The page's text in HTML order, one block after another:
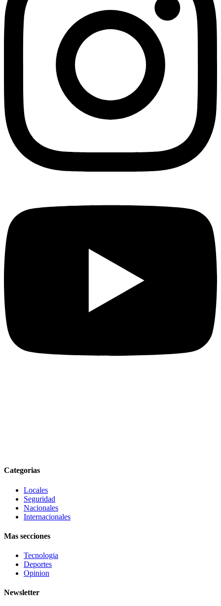
Categorias
Locales
Seguridad
Nacionales
Internacionales
Mas secciones
Tecnologia
Deportes
Opinion
Newsletter